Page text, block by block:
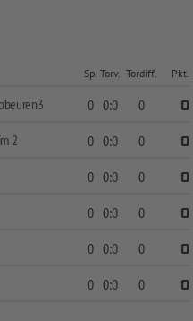
Sp. Torv. Tordiff. Pkt.
0 0:0 0
0
2 0 0:0 0
0
0 0:0 0
0
0 0:0 0
0
0 0:0 0
0
0 0:0 0 0